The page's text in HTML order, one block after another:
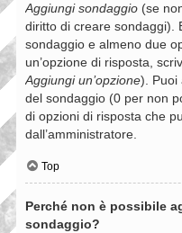
Aggiungi sondaggio (se
diritto di creare sondaggi).
sondaggio e almeno due
un’opzione di risposta,
Aggiungi un’opzione). Puoi
del sondaggio (0 per non
di opzioni di risposta che
dall’amministratore.
Top
Perché non è possibile
sondaggio?